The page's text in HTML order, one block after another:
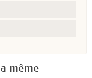
même